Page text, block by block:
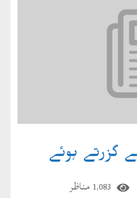
1,083 مناظر